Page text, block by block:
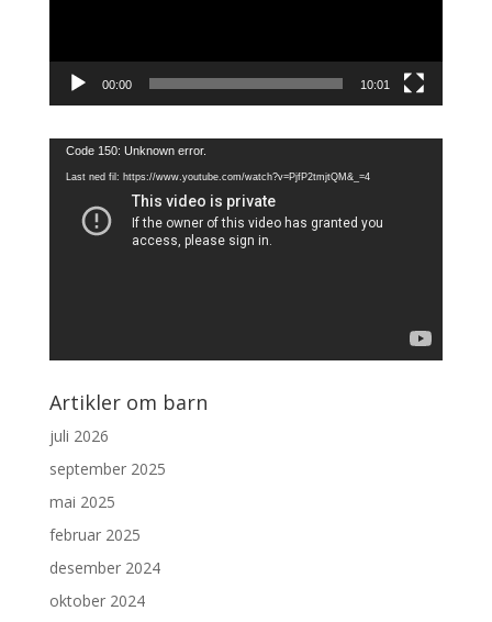
00:00 10:01
Videoavspiller
Code 150: Unknown error.
Last ned fil: https://www.youtube.com/watch?v=PjfP2tmjtQM&_=4
Artikler om barn
juli 2026
september 2025
mai 2025
februar 2025
desember 2024
oktober 2024